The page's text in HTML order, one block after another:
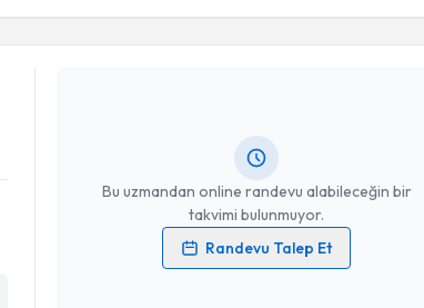
Takvim Talebini Gönder
Bu uzmandan online randevu alabileceğin bir
takvimi bulunmuyor.
Randevu Talep Et
Prof. Dr. Osman Zeki Karakuş
Kişisel verilerimin işlenmesine ilişkinAydınlatma Metni